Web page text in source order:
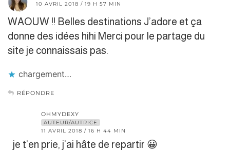
10 AVRIL 2018 / 19 H 57 MIN
WAOUW !! Belles destinations J’adore et ça
donne des idées hihi Merci pour le partage du
site je connaissais pas.
chargement…
RÉPONDRE
OHMYDEXY
AUTEUR/AUTRICE
11 AVRIL 2018 / 16 H 44 MIN
je t’en prie, j’ai hâte de repartir 😀